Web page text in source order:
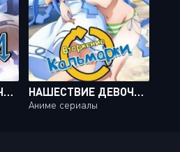
НАШЕСТВИЕ ДЕВОЧКИ КАЛЬМАРКИ OVA / SHINRYAKU!! IKA MUSUME [2 ИЗ 2] НАШЕСТВИЕ ДЕВОЧКИ КАЛЬМАРКИ! / SHINRYAKU! IKA MUSUME [12 ИЗ 12]
Аниме сериалы